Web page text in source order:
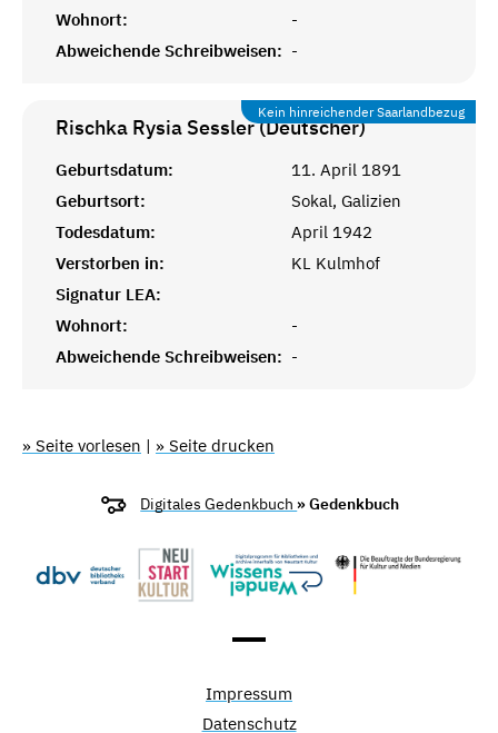
Wohnort:
-
Abweichende Schreibweisen: -
Kein hinreichender Saarlandbezug
Rischka Rysia Sessler (Deutscher)
Geburtsdatum:
11. April 1891
Geburtsort:
Sokal, Galizien
Todesdatum:
April 1942
Verstorben in:
KL Kulmhof
Signatur LEA:
Wohnort:
-
Abweichende Schreibweisen: -
» Seite vorlesen | » Seite drucken
Digitales Gedenkbuch » Gedenkbuch
Impressum
Datenschutz